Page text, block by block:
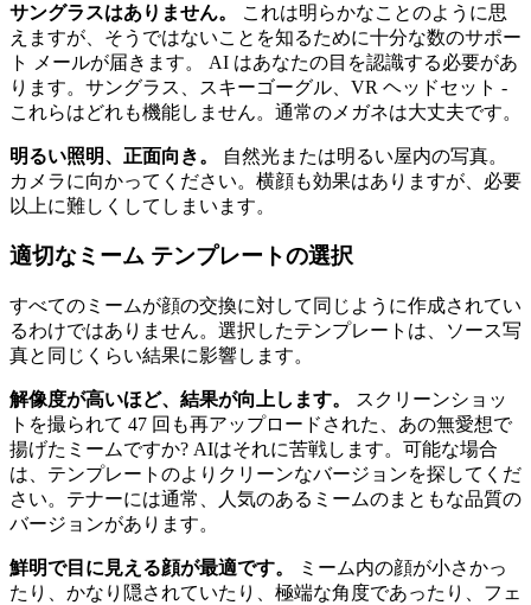
サングラスはありません。
これは明らかなことのように思
えますが、そうではないことを知るために十分な数のサポー
ト メールが届きます。 AI はあなたの目を認識する必要があ
ります。サングラス、スキーゴーグル、VR ヘッドセット -
これらはどれも機能しません。通常のメガネは大丈夫です。
明るい照明、正面向き。
自然光または明るい屋内の写真。
カメラに向かってください。横顔も効果はありますが、必要
以上に難しくしてしまいます。
適切なミーム テンプレートの選択
すべてのミームが顔の交換に対して同じように作成されてい
るわけではありません。選択したテンプレートは、ソース写
真と同じくらい結果に影響します。
解像度が高いほど、結果が向上します。
スクリーンショッ
トを撮られて 47 回も再アップロードされた、あの無愛想で
揚げたミームですか? AIはそれに苦戦します。可能な場合
は、テンプレートのよりクリーンなバージョンを探してくだ
さい。テナーには通常、人気のあるミームのまともな品質の
バージョンがあります。
鮮明で目に見える顔が最適です。
ミーム内の顔が小さかっ
たり、かなり隠されていたり、極端な角度であったり、フェ